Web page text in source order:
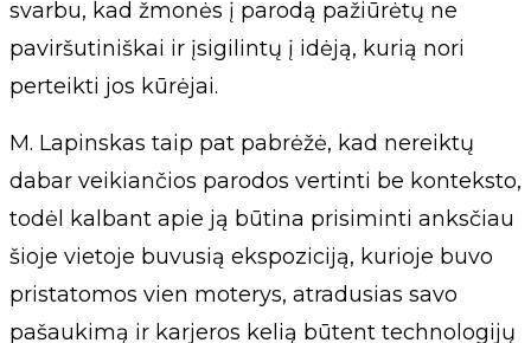
svarbu, kad žmonės į parodą pažiūrėtų ne
paviršutiniškai ir įsigilintų į idėją, kurią nori
perteikti jos kūrėjai.
M. Lapinskas taip pat pabrėžė, kad nereiktų
dabar veikiančios parodos vertinti be konteksto,
todėl kalbant apie ją būtina prisiminti anksčiau
šioje vietoje buvusią ekspoziciją, kurioje buvo
pristatomos vien moterys, atradusias savo
pašaukimą ir karjeros kelią būtent technologijų